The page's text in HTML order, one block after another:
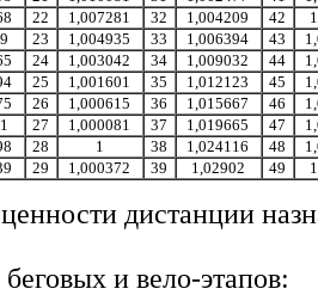
22 1,007281 32 1,004209 42
23 1,004935 33 1,006394 43
24 1,003042 34 1,009032 44
25 1,001601 35 1,012123 45
26 1,000615 36 1,015667 46
27 1,000081 37 1,019665 47
28 1 38 1,024116 48
29 1,000372 39 1,02902 49
дистанции
и вело-этапов: